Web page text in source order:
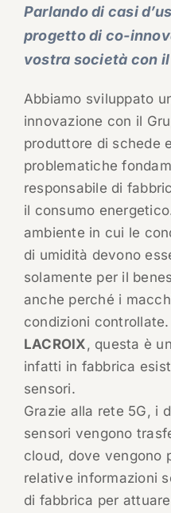
Parlando di casi
progetto di co-
vostra società con il
Abbiamo sviluppato
innovazione con il
produttore di schede
problematiche
responsabile di
il consumo
ambiente in cui le
di umidità devono
solamente per il
anche perché i
condizioni
LACROIX, questa è
infatti in fabbrica
sensori.
Grazie alla rete 5G, i
sensori vengono
cloud, dove vengono
relative informazioni
di fabbrica per